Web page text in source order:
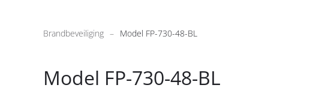
Brandbeveiliging Model FP-730-48-BL
Model FP-730-48-BL